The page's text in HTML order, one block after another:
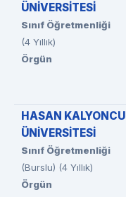
ÜNİVERSİTESİ
Sınıf Öğretmenliği
(4 Yıllık)
Örgün
HASAN KALYONCU
ÜNİVERSİTESİ
Sınıf Öğretmenliği
(Burslu) (4 Yıllık)
Örgün